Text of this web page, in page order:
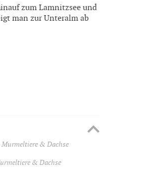
zum Lamnitzsee und
man zur Unteralm ab
Murmeltiere & Dachse
& Dachse